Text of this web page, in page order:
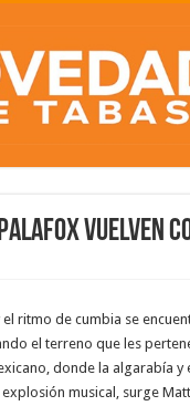
vuelven
ritmo de cumbia se
el terreno que les
donde la algarabía y
explosión musical, surge